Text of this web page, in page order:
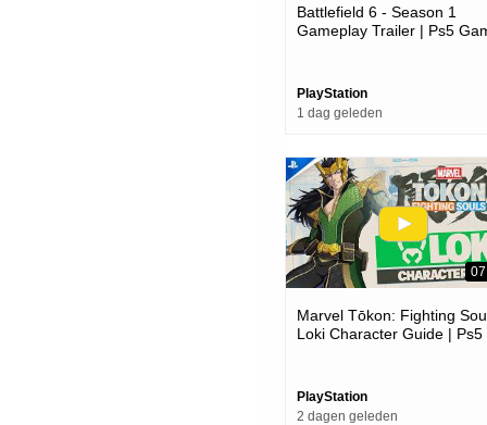
Battlefield 6 - Season 1
Gameplay Trailer | Ps5
PlayStation
1 dag geleden
Marvel Tōkon: Fighting
Loki Character Guide | Ps5
PlayStation
2 dagen geleden